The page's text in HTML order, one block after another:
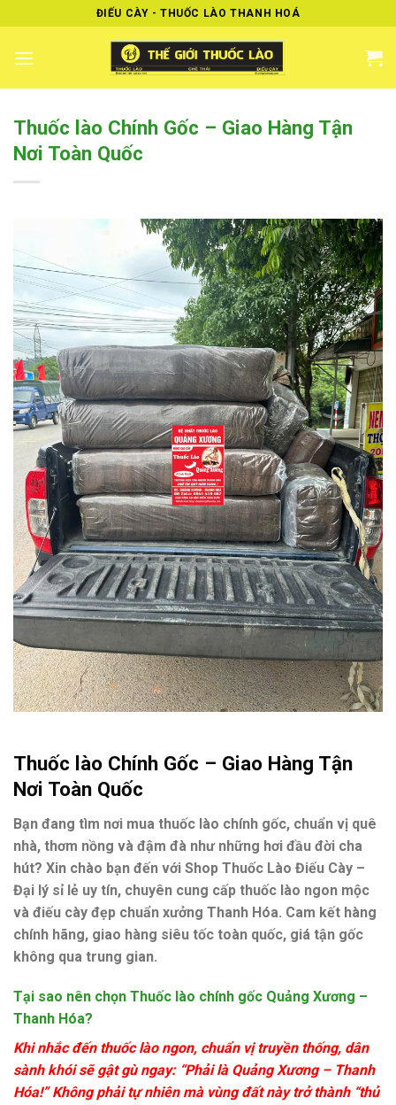
to
content
ĐIẾU CÀY - THUỐC LÀO THANH HOÁ
Thuốc lào Chính Gốc – Giao Hàng Tận
Nơi Toàn Quốc
Thuốc lào Chính Gốc – Giao Hàng Tận
Nơi Toàn Quốc
Bạn đang tìm nơi mua thuốc lào chính gốc, chuẩn vị quê
nhà, thơm nồng và đậm đà như những hơi đầu đời cha
hút? Xin chào bạn đến với Shop Thuốc Lào Điếu Cày –
Đại lý sỉ lẻ uy tín, chuyên cung cấp thuốc lào ngon mộc
và điếu cày đẹp chuẩn xưởng Thanh Hóa. Cam kết hàng
chính hãng, giao hàng siêu tốc toàn quốc, giá tận gốc
không qua trung gian.
Tại sao nên chọn Thuốc lào chính gốc Quảng Xương –
Thanh Hóa?
Khi nhắc đến thuốc lào ngon, chuẩn vị truyền thống, dân
sành khói sẽ gật gù ngay: “Phải là Quảng Xương – Thanh
Hóa!”Không phải tự nhiên mà vùng đất này trở thành “thủ